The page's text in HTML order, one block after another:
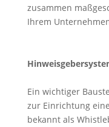
zusammen
Ihrem
Ein wichtiger
zur Einrichtung
bekannt als